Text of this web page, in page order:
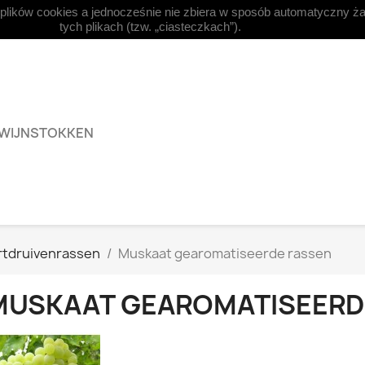
Nederlands Valuta:EUR € 
Muskaat gearomatiseerde rassen
cookies a jednocześnie nie zbiera w sposób automatyczny
tych plikach (tzw. „ciasteczkach”).